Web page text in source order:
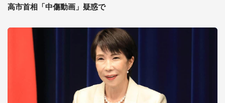
高市首相「中傷動画」疑惑で